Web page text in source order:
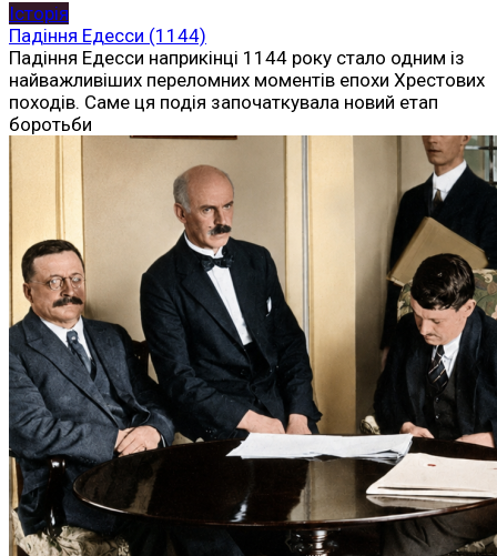
Історія
Падіння Едесси (1144)
Падіння Едесси наприкінці 1144 року стало одним із
найважливіших переломних моментів епохи Хрестових
походів. Саме ця подія започаткувала новий етап
боротьби